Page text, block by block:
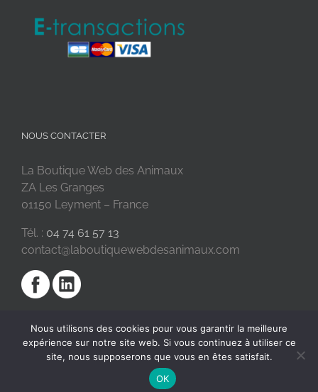
NOUS CONTACTER
La Boutique Web des Animaux
ZA Les Granges
01150 Leyment – France
Tél. : 04 74 61 57 13
contact@laboutiquewebdesanimaux.com
2018 © La Boutique Web des Animaux | Réalisé par
Nous utilisons des cookies pour vous garantir la meilleure
expérience sur notre site web. Si vous continuez à utiliser ce
site, nous supposerons que vous en êtes satisfait.
OK